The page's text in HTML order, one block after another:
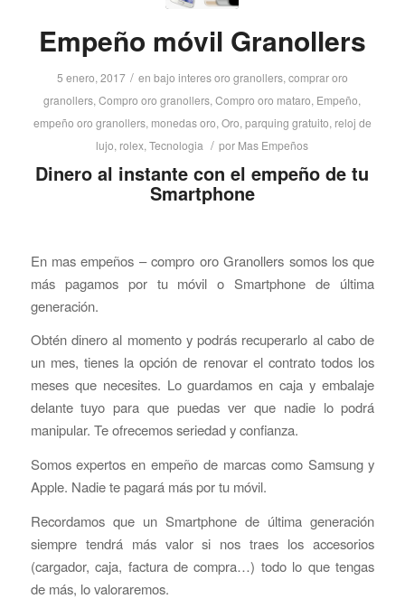
Empeño móvil Granollers
5 enero, 2017 / en bajo interes oro granollers, comprar oro
granollers,Compro oro granollers,Compro oro mataro, Empeño,
empeño oro granollers, monedas oro, Oro, parquing gratuito, reloj de
lujo, rolex,Tecnologia / por Mas Empeños
Dinero al instante con el empeño de tu
Smartphone
En mas empeños – compro oro Granollers somos los que
más pagamos por tu móvil o Smartphone de última
generación.
Obtén dinero al momento y podrás recuperarlo al cabo de
un mes, tienes la opción de renovar el contrato todos los
meses que necesites. Lo guardamos en caja y embalaje
delante tuyo para que puedas ver que nadie lo podrá
manipular. Te ofrecemos seriedad y confianza.
Somos expertos en empeño de marcas como Samsung y
Apple. Nadie te pagará más por tu móvil.
Recordamos que un Smartphone de última generación
siempre tendrá más valor si nos traes los accesorios
(cargador, caja, factura de compra…) todo lo que tengas
de más, lo valoraremos.